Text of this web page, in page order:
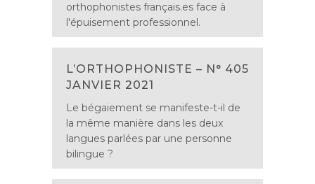
orthophonistes français.es face à
l'épuisement professionnel.
L’ORTHOPHONISTE – N° 405
JANVIER 2021
Le bégaiement se manifeste-t-il de
la même manière dans les deux
langues parlées par une personne
bilingue ?